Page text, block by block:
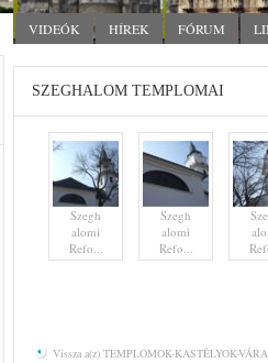
VIDEÓK HÍREK FÓRUM
SZEGHALOM TEMPLOMAI
Szegh
alomi
Refo...
Szegh
alomi
Refo...
Vissza a(z) TEMPLOMOK-KASTÉLYOK-